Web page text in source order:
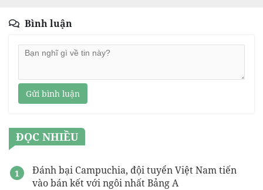
Bình luận
Gửi bình luận
ĐỌC NHIỀU
Đánh bại Campuchia, đội tuyển Việt Nam tiến
vào bán kết với ngôi nhất Bảng A